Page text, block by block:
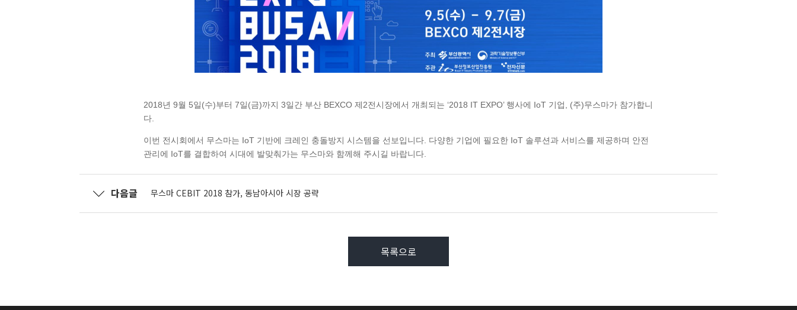
2018년 9월 5일(수)부터 7일(금)까지 3일간 부산 BEXCO 제2전시장에서 개최되는 ‘2018 IT EXPO’ 행사에 IoT 기업, (주)무스마가 참가합니
다.
이번 전시회에서 무스마는 IoT 기반에 크레인 충돌방지 시스템을 선보입니다. 다양한 기업에 필요한 IoT 솔루션과 서비스를 제공하며 안전
관리에 IoT를 결합하여 시대에 발맞춰가는 무스마와 함께해 주시길 바랍니다.
다음글 무스마 CEBIT 2018 참가, 동남아시아 시장 공략
목록으로